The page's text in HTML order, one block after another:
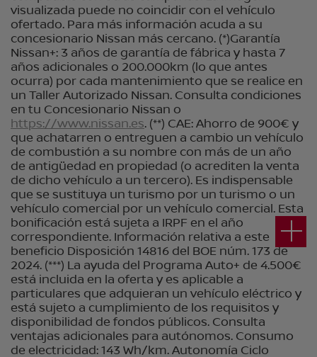
visualizada puede no coincidir con el vehículo
ofertado. Para más información acuda a su
concesionario Nissan más cercano. (*)Garantía
Nissan+: 3 años de garantía de fábrica y hasta 7
años adicionales o 200.000km (lo que antes
ocurra) por cada mantenimiento que se realice en
un Taller Autorizado Nissan. Consulta condiciones
en tu Concesionario Nissan o
https://www.nissan.es. (**) CAE: Ahorro de 900€ y
que achatarren o entreguen a cambio un vehículo
de combustión a su nombre con más de un año
de antigüedad en propiedad (o acrediten la venta
de dicho vehículo a un tercero). Es indispensable
que se sustituya un turismo por un turismo o un
vehículo comercial por un vehículo comercial. Esta
bonificación está sujeta a IRPF en el año
correspondiente. Información relativa a este
beneficio Disposición 14816 del BOE núm. 173 de
2024. (***) La ayuda del Programa Auto+ de 4.500€
está incluida en la oferta y es aplicable a
particulares que adquieran un vehículo eléctrico y
está sujeto a cumplimiento de los requisitos y
disponibilidad de fondos públicos. Consulta
ventajas adicionales para autónomos. Consumo
de electricidad: 143 Wh/km. Autonomía Ciclo